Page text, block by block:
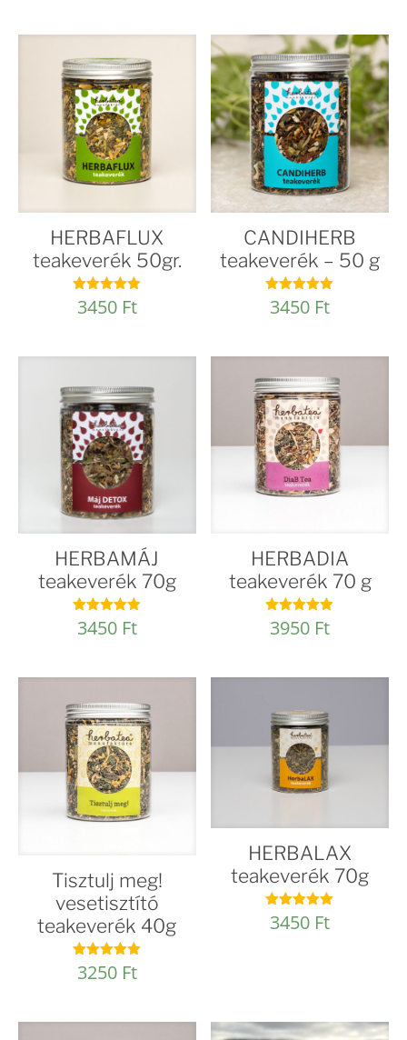
HERBAFLUX
teakeverék 50gr.
Értékelés:
4.94
3450 Ft
CANDIHERB
teakeverék – 50 g
Értékelés:
4.93
3450 Ft
HERBAMÁJ
teakeverék 70g
Értékelés:
4.92
3450 Ft
HERBADIA
teakeverék 70 g
Értékelés:
5.00
3950 Ft
Tisztulj meg!
vesetisztító
teakeverék 40g
Értékelés:
4.95
3250 Ft
HERBALAX
teakeverék 70g
Értékelés:
4.97
3450 Ft